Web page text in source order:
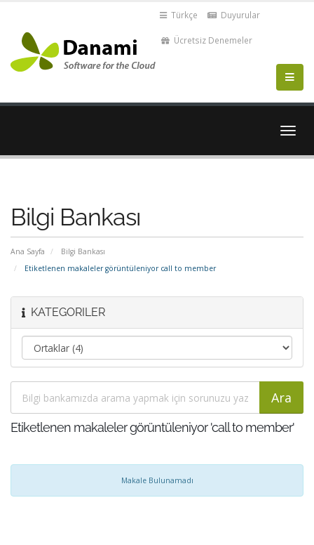
Türkçe Duyurular
Ücretsiz Denemeler
Bilgi Bankası
Ana Sayfa
Bilgi Bankası
Etiketlenen makaleler görüntüleniyor call to member
KATEGORILER
Etiketlenen makaleler görüntüleniyor 'call to member'
Makale Bulunamadı